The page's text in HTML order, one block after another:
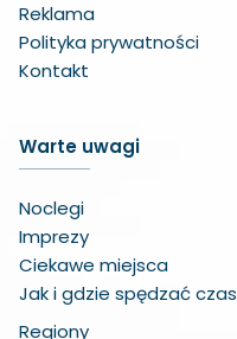
Reklama
Polityka prywatności
Kontakt
Warte uwagi
Noclegi
Imprezy
Ciekawe miejsca
Jak i gdzie spędzać czas
Regiony